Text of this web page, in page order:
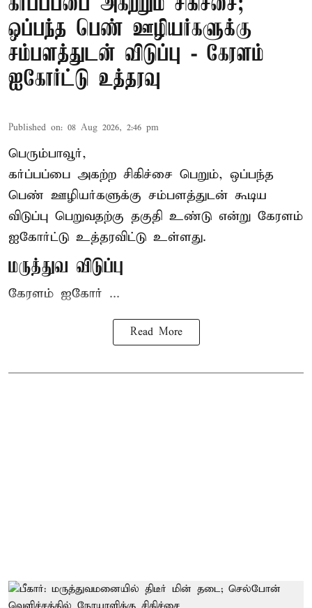
ஒப்பந்த பெண் ஊழியர்களுக்கு
சம்பளத்துடன் விடுப்பு - கேரளம்
ஐகோர்ட்டு உத்தரவு
Published on: 08 Aug 2026, 2:46 pm
பெரும்பாவூர்,
கர்ப்பப்பை அகற்ற சிகிச்சை பெறும், ஒப்பந்த
பெண் ஊழியர்களுக்கு சம்பளத்துடன் கூடிய
விடுப்பு பெறுவதற்கு தகுதி உண்டு என்று கேரளம்
ஐகோர்ட்டு உத்தரவிட்டு உள்ளது.
மருத்துவ விடுப்பு
கேரளம் ஐகோர் ...
Read More